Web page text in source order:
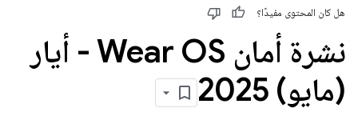
هل كان المحتوى مفيدًا؟
نشرة أمان Wear OS - أيار
(مايو) 2025